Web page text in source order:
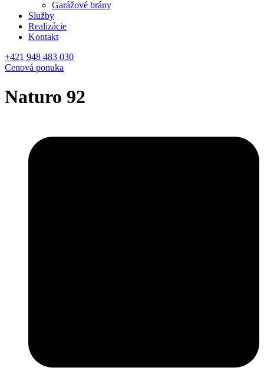
Garážové brány
Služby
Realizácie
Kontakt
+421 948 483 030
Cenová ponuka
Naturo 92